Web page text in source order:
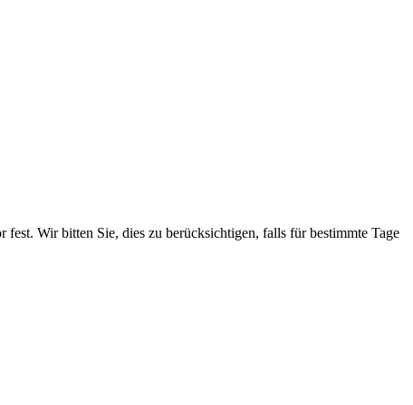
Wir bitten Sie, dies zu berücksichtigen, falls für bestimmte Tage